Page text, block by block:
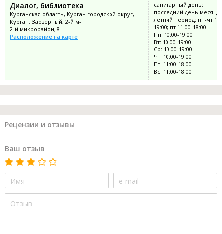
Диалог, библиотека
Курганская область, Курган городской округ,
Курган, Заозёрный, 2-й м-н
2-й микрорайон, 8
Расположение на карте
санитарный день:
последний день месяца;
летний период: пн-чт
19:00; пт 11:00-18:00
Пн: 10:00-19:00
Вт: 10:00-19:00
Ср: 10:00-19:00
Чт: 10:00-19:00
Пт: 11:00-18:00
Вс: 11:00-18:00
Рецензии и отзывы
Ваш отзыв